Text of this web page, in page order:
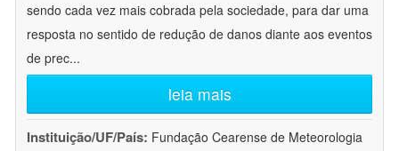
sendo cada vez mais cobrada pela sociedade, para dar uma
resposta no sentido de redução de danos diante aos eventos
de prec...
leia mais
Instituição/UF/País: Fundação Cearense de Meteorologia